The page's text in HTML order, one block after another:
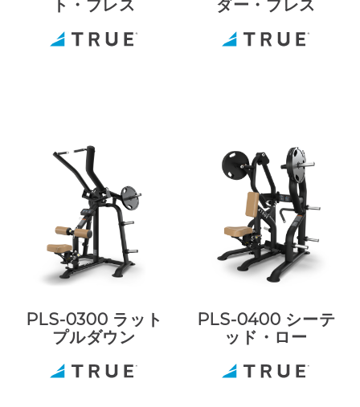
ト・プレス
ダー・プレス
PLS-0300 ラット
プルダウン
PLS-0400 シーテ
ッド・ロー